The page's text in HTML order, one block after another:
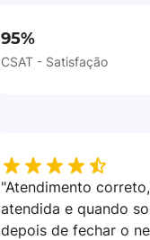
95%
CSAT - Satisfação
"Atendimento
atendida e quando
depois de fechar o